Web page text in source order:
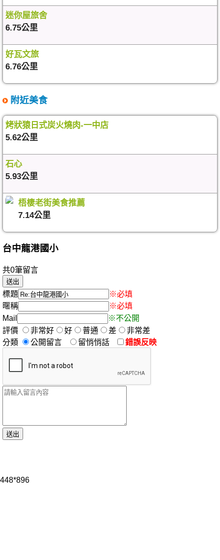
迷你屋旅舍
6.75公里
好瓦文旅
6.76公里
附近美食
烤狀猿日式炭火燒肉-一中店
5.62公里
石心
5.93公里
梧棲老街美食推薦
7.14公里
台中龍港國小
共0筆留言
標題
※必填
暱稱
※必填
Mail
※不公開
評價
非常好 好 普通 差
非常差
分類
公開留言 留悄悄話 錯誤反映
448*896